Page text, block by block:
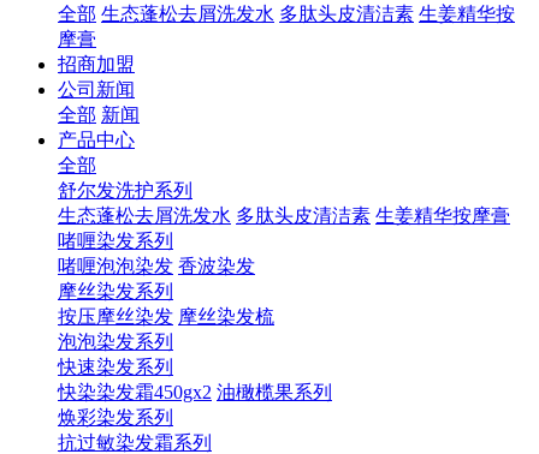
全部 生态蓬松去屑洗发水 多肽头皮清洁素 生姜精华按
摩膏
招商加盟
公司新闻
全部 新闻
产品中心
全部
舒尔发洗护系列
生态蓬松去屑洗发水 多肽头皮清洁素 生姜精华按摩膏
啫喱染发系列
啫喱泡泡染发 香波染发
摩丝染发系列
按压摩丝染发 摩丝染发梳
泡泡染发系列
快速染发系列
快染染发霜450gx2 油橄榄果系列
焕彩染发系列
抗过敏染发霜系列